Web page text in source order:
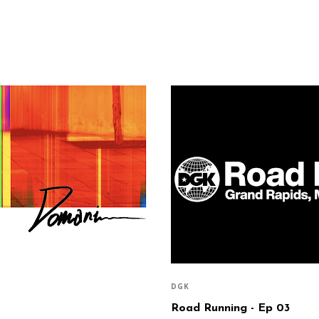
DGK
Road Running - Ep 03